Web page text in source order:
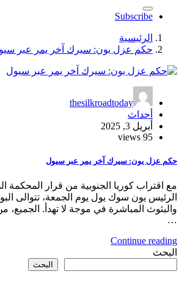
Subscribe
الرئيسية
حكم عزل يون: سيرك آخر يمر عبر
thesilkroadtoday
أحداث
أبريل 3, 2025
95 views
حكم عزل يون: سيرك آخر يمر عبر سيول
مع اقتراب كوريا الجنوبية من قرار المحكمة
الرئيس يون سوك يول يوم الجمعة، تتوالى
والبثوث المباشرة في موجة لا تهدأ. الجميع،
…
Continue reading
البحث
البحث